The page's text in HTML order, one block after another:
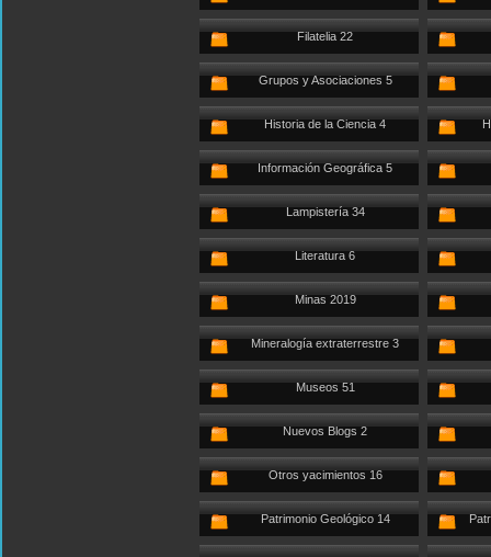
Filatelia 22
Grupos y Asociaciones 5
Historia de la Ciencia 4
Información Geográfica 5
Lampistería 34
Literatura 6
Minas 2019
Mineralogía extraterrestre 3
Museos 51
Nuevos Blogs 2
Otros yacimientos 16
Patrimonio Geológico 14